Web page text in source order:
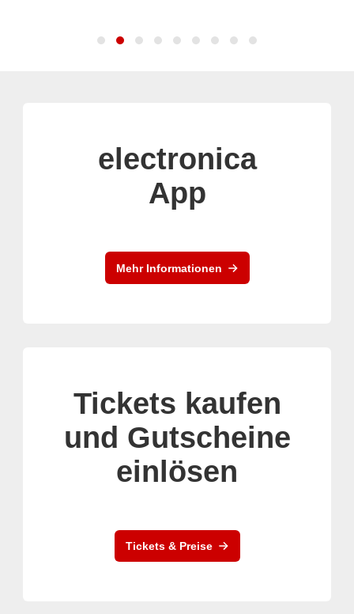
electronica
App
Mehr Informationen
Tickets kaufen
und Gutscheine
einlösen
Tickets & Preise